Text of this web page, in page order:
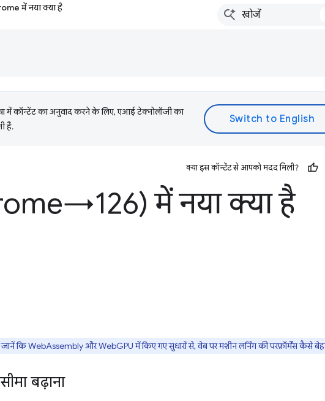
में नया क्या है
में कॉन्टेंट का अनुवाद करने के लिए, एआई टेक्नोलॉजी का
हैं.
क्या इस कॉन्टेंट से आपको मदद मिली?
में नया क्या है
जानें कि WebAssembly और WebGPU में किए गए सुधारों से, वेब पर मशीन लर्निंग की परफ़ॉर्मेंस कैसे
बढ़ाना